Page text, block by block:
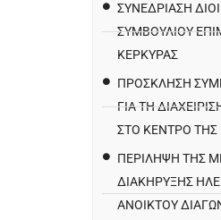
ΣΥΝΕΔΡΙΑΣΗ
ΣΥΜΒΟΥΛΙΟΥ
ΚΕΡΚΥΡΑΣ
ΠΡΌΣΚΛΗΣΗ
ΓΙΑ ΤΗ
ΣΤΟ ΚΈΝΤΡΟ ΤΗΣ
ΠΕΡΙΛΗΨΗ ΤΗΣ
ΔΙΑΚΗΡΥΞΗΣ
ΑΝΟΙΚΤΟΥ